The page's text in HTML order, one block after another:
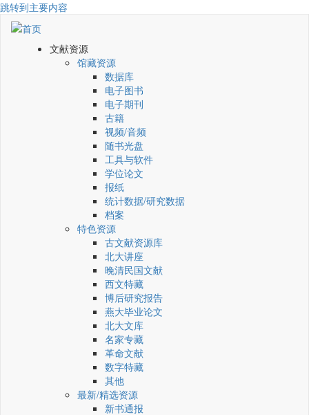
跳转到主要内容
文献资源
馆藏资源
数据库
电子图书
电子期刊
古籍
视频/音频
随书光盘
工具与软件
学位论文
报纸
统计数据/研究数据
档案
特色资源
古文献资源库
北大讲座
晚清民国文献
西文特藏
博后研究报告
燕大毕业论文
北大文库
名家专藏
革命文献
数字特藏
其他
最新/精选资源
新书通报